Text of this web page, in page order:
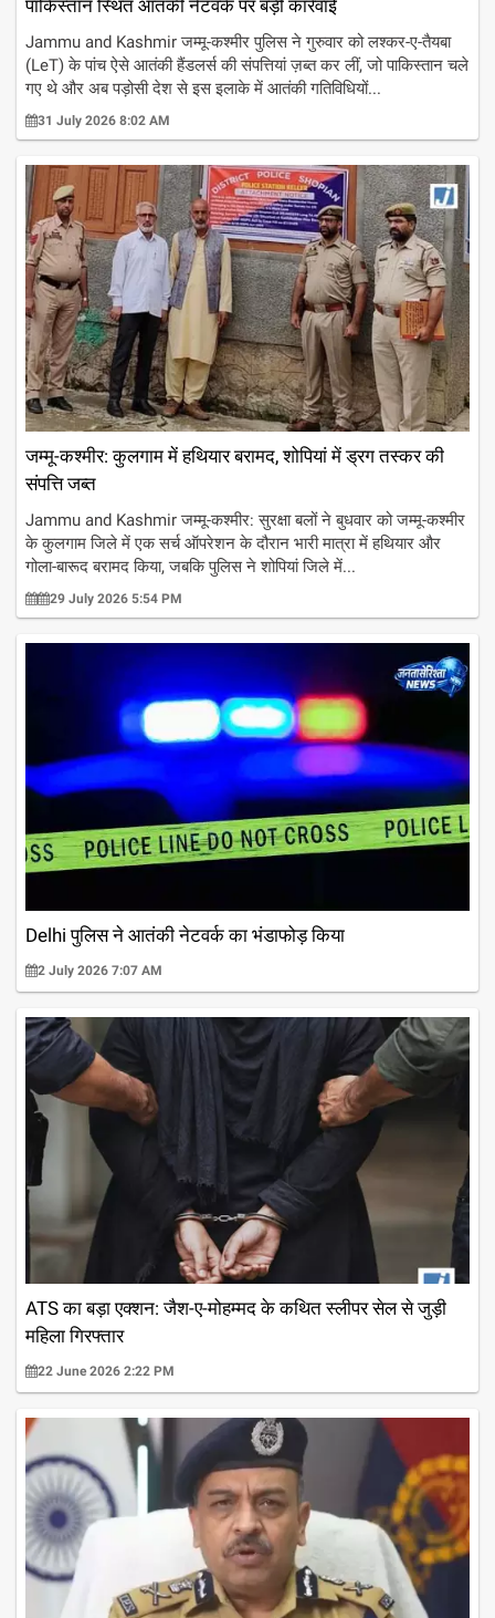
पाकिस्तान स्थित आतंकी नेटवर्क पर बड़ी कार्रवाई
Jammu and Kashmir जम्मू-कश्मीर पुलिस ने गुरुवार को लश्कर-ए-तैयबा
(LeT) के पांच ऐसे आतंकी हैंडलर्स की संपत्तियां ज़ब्त कर लीं, जो पाकिस्तान चले
गए थे और अब पड़ोसी देश से इस इलाके में आतंकी गतिविधियों...
31 July 2026 8:02 AM
जम्मू-कश्मीर: कुलगाम में हथियार बरामद, शोपियां में ड्रग तस्कर की
संपत्ति जब्त
Jammu and Kashmir जम्मू-कश्मीर: सुरक्षा बलों ने बुधवार को जम्मू-कश्मीर
के कुलगाम जिले में एक सर्च ऑपरेशन के दौरान भारी मात्रा में हथियार और
गोला-बारूद बरामद किया, जबकि पुलिस ने शोपियां जिले में...
29 July 2026 5:54 PM
Delhi पुलिस ने आतंकी नेटवर्क का भंडाफोड़ किया
2 July 2026 7:07 AM
ATS का बड़ा एक्शन: जैश-ए-मोहम्मद के कथित स्लीपर सेल से जुड़ी
महिला गिरफ्तार
22 June 2026 2:22 PM